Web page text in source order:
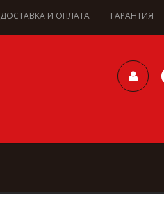
ДОСТАВКА И ОПЛАТА ГАРАНТИЯ